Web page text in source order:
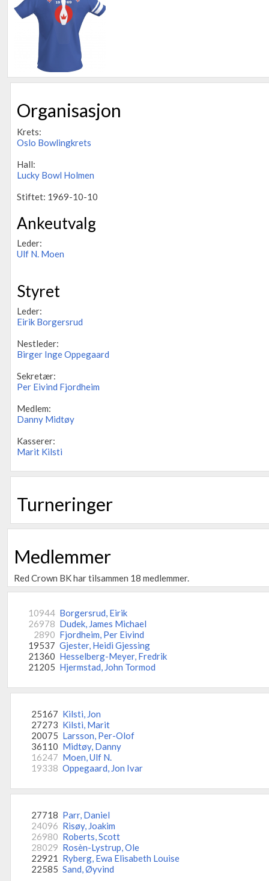
Organisasjon
Krets:
Oslo Bowlingkrets
Hall:
Lucky Bowl Holmen
Stiftet: 1969-10-10
Ankeutvalg
Leder:
Ulf N. Moen
Styret
Leder:
Eirik Borgersrud
Nestleder:
Birger Inge Oppegaard
Sekretær:
Per Eivind Fjordheim
Medlem:
Danny Midtøy
Kasserer:
Marit Kilsti
Turneringer
Medlemmer
Red Crown BK har tilsammen 18 medlemmer.
10944 Borgersrud, Eirik
26978 Dudek, James Michael
2890 Fjordheim, Per Eivind
19537 Gjester, Heidi Gjessing
21360 Hesselberg-Meyer, Fredrik
21205 Hjermstad, John Tormod
25167 Kilsti, Jon
27273 Kilsti, Marit
20075 Larsson, Per-Olof
36110 Midtøy, Danny
16247 Moen, Ulf N.
19338 Oppegaard, Jon Ivar
27718 Parr, Daniel
24096 Risøy, Joakim
26980 Roberts, Scott
28029 Rosèn-Lystrup, Ole
22921 Ryberg, Ewa Elisabeth Louise
22585 Sand, Øyvind